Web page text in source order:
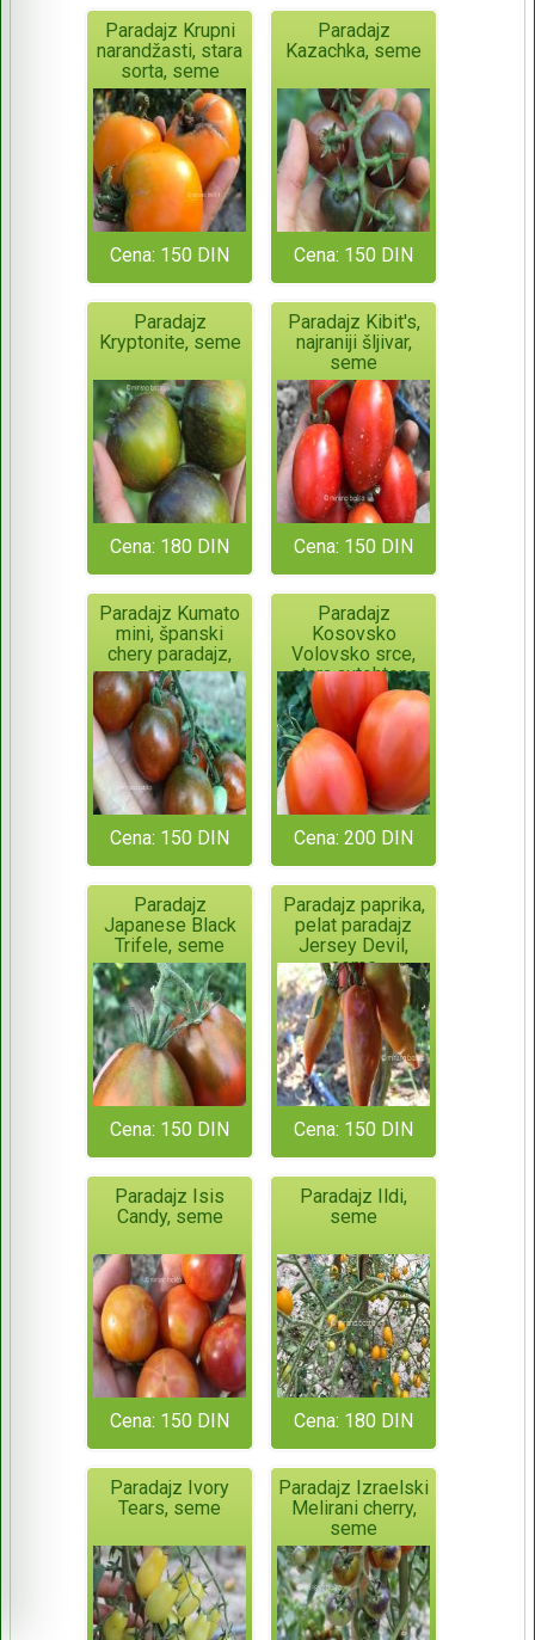
Paradajz Krupni
narandžasti, stara
sorta, seme
Cena: 150 DIN
Paradajz
Kazachka, seme
Cena: 150 DIN
Paradajz
Kryptonite, seme
Cena: 180 DIN
Paradajz Kibit's,
najraniji šljivar,
seme
Cena: 150 DIN
Paradajz Kumato
mini, španski
chery paradajz,
seme
Cena: 150 DIN
Paradajz
Kosovsko
Volovsko srce,
stara autohtona
sorta, seme
Cena: 200 DIN
Paradajz
Japanese Black
Trifele, seme
Cena: 150 DIN
Paradajz paprika,
pelat paradajz
Jersey Devil,
seme
Cena: 150 DIN
Paradajz Isis
Candy, seme
Cena: 150 DIN
Paradajz Ildi,
seme
Cena: 180 DIN
Paradajz Ivory
Tears, seme
Paradajz Izraelski
Melirani cherry,
seme